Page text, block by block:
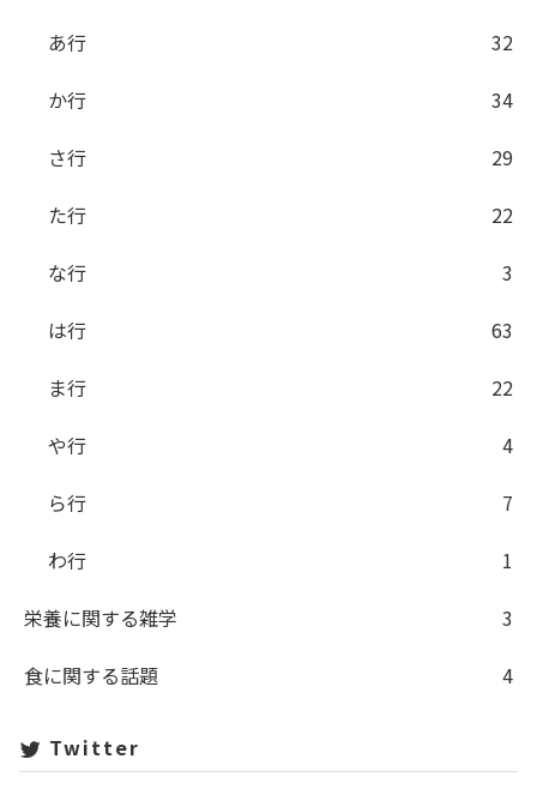
あ行
32
か行
34
さ行
29
た行
22
な行
3
は行
63
ま行
22
や行
4
ら行
7
わ行
1
栄養に関する雑学
3
食に関する話題
4
Twitter